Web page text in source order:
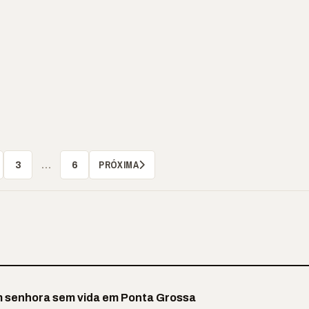
3 … 6 PRÓXIMA
sem vida em Ponta Grossa